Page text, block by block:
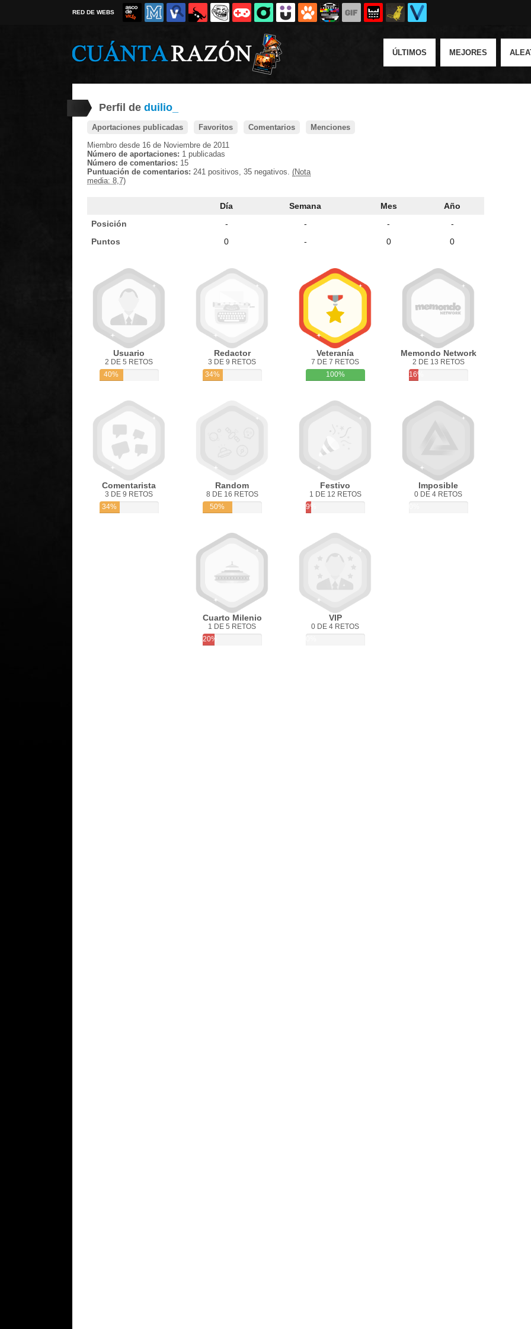
RED DE WEBS
ÚLTIMOS MEJORES
Perfil de duilio_
Aportaciones publicadas Favoritos Comentarios
Menciones
Miembro desde 16 de Noviembre de 2011
Número de aportaciones: 1 publicadas
Número de comentarios: 15
Puntuación de comentarios: 241 positivos, 35 negativos. (Nota
media: 8,7)
Día Semana Mes
Año
Posición
- - -
-
Puntos
0 - 0 0
Usuario
2 DE 5 RETOS
40%
Redactor
3 DE 9 RETOS
34%
Veteranía
7 DE 7 RETOS
100%
Memondo Network
2 DE 13 RETOS
16%
Comentarista
3 DE 9 RETOS
34%
Random
8 DE 16 RETOS
50%
Festivo
1 DE 12 RETOS
9%
Imposible
0 DE 4 RETOS
Cuarto Milenio
1 DE 5 RETOS
20%
VIP
0 DE 4 RETOS